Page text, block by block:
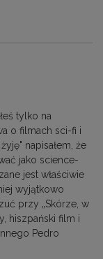
tylko na
o filmach sci-fi i
napisałem, że
jako science-
jest właściwie
wyjątkowo
przy „Skórze, w
hiszpański film i
Pedro